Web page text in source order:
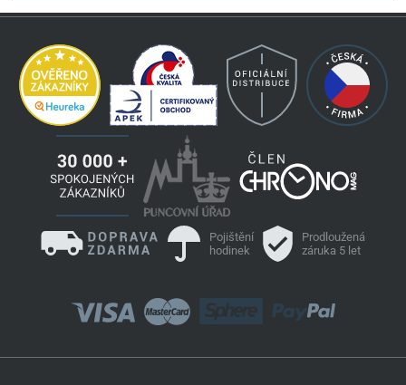
Pojištění
hodinek
Prodloužená
záruka 5 let